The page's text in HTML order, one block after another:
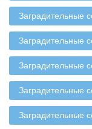
Заградительные
Заградительные
Заградительные
Заградительные
Заградительные